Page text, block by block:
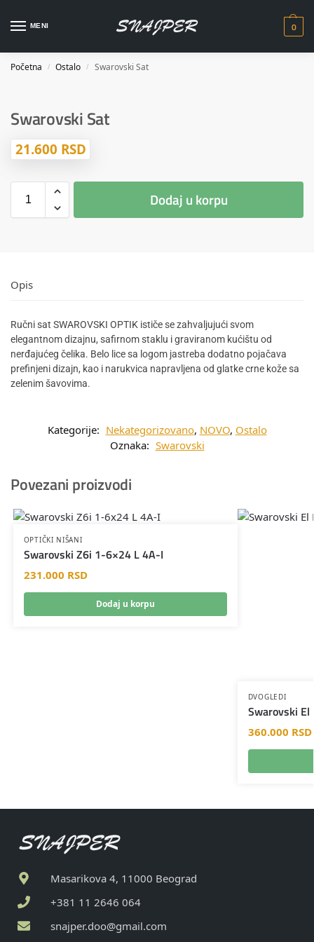
MENI 0
Početna / Ostalo / Swarovski Sat
Swarovski Sat
21.600 RSD
Dodaj u korpu
Opis
Ručni sat SWAROVSKI OPTIK ističe se zahvaljujući svom
elegantnom dizajnu, safirnom staklu i graviranom kućištu od
nerđajućeg čelika. Belo lice sa logom jastreba dodatno pojačava
prefinjeni dizajn, kao i narukvica napravljena od glatke crne kože sa
zelenim šavovima.
Kategorije: Nekategorizovano, NOVO, Ostalo
Oznaka: Swarovski
Povezani proizvodi
OPTIČKI NIŠANI
Swarovski Z6i 1-6×24 L 4A-I
231.000 RSD
Dodaj u korpu
DVOGLEDI
Swarovski El
360.000 RSD
Masarikova 4, 11000 Beograd
+381 11 2646 064
snajper.doo@gmail.com